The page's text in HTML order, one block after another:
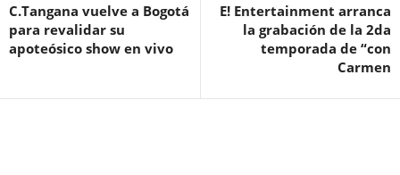
C.Tangana vuelve a Bogotá
para revalidar su
apoteósico show en vivo
E! Entertainment arranca
la grabación de la 2da
temporada de “con
Carmen